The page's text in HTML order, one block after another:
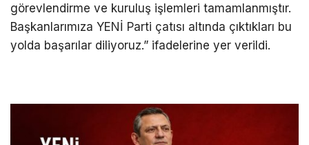
görevlendirme ve kuruluş işlemleri tamamlanmıştır.
Başkanlarımıza YENİ Parti çatısı altında çıktıkları bu
yolda başarılar diliyoruz.” ifadelerine yer verildi.